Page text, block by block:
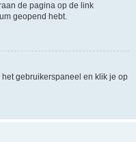
de pagina op de link
geopend hebt.
gebruikerspaneel en klik je op